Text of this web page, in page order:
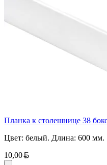
Планка к столешнице 38
Цвет: белый. Длина: 600 мм.
10,00